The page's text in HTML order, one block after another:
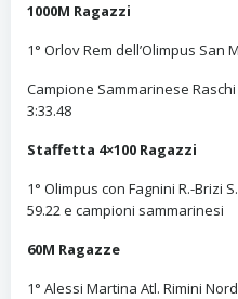
1000M Ragazzi
1° Orlov Rem dell’Olimpus San
Campione Sammarinese
3:33.48
Staffetta 4×100 Ragazzi
1° Olimpus con Fagnini R.-Brizi
59.22 e campioni sammarinesi
60M Ragazze
1° Alessi Martina Atl. Rimini